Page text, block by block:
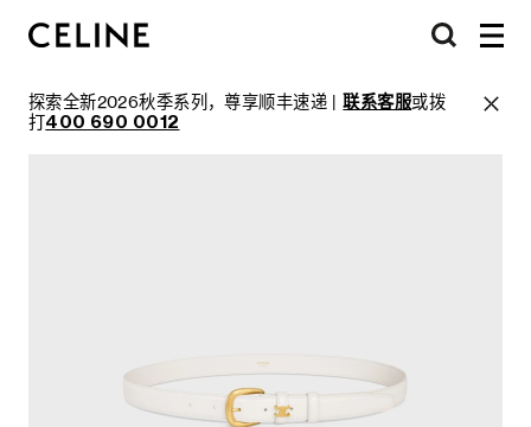
探索全新2026秋季系列，尊享顺丰速递 |联系客服或拨
打400 690 0012